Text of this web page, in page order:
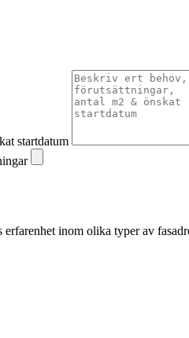
startdatum
inom olika typer av